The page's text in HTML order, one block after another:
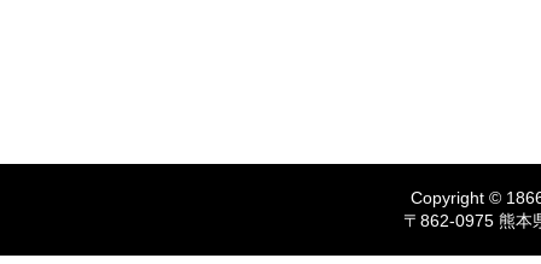
Copyright ©
〒862-0975 熊本